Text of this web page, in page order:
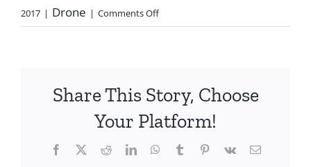
2017 | Drone | Comments Off
Share This Story, Choose
Your Platform!